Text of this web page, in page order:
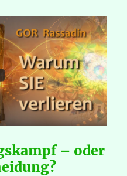
– oder